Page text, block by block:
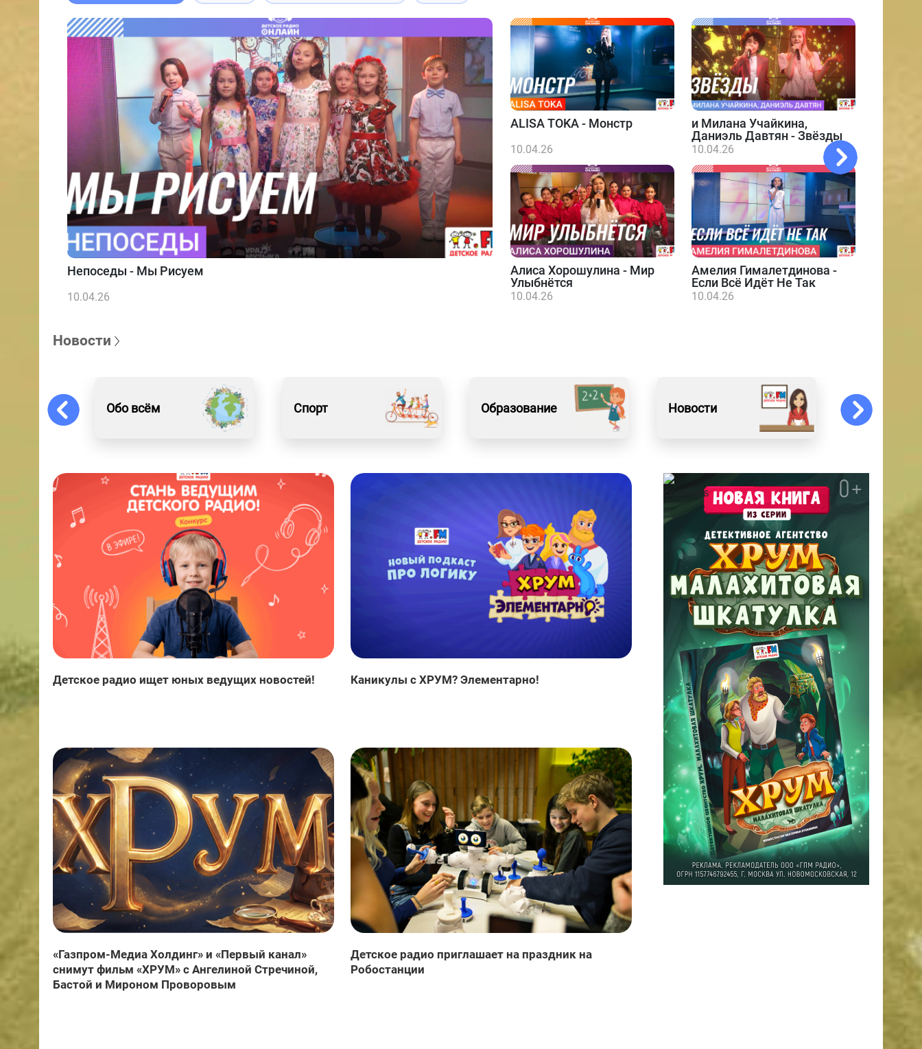
Непоседы - Мы Рисуем
10.04.26
ALISA TOKA - Монстр
10.04.26
и Милана Учайкина,
Даниэль Давтян - Звёзды
10.04.26
Алиса Хорошулина - Мир
Улыбнётся
10.04.26
Амелия Гималетдинова -
Если Всё Идёт Не Так
10.04.26
Новости
Обо всём Спорт Образование Новости Искусство
Детское радио ищет юных ведущих новостей! Каникулы с ХРУМ? Элементарно!
«Газпром-Медиа Холдинг» и «Первый канал»
снимут фильм «ХРУМ» с Ангелиной Стречиной,
Бастой и Мироном Проворовым
Детское радио приглашает на праздник на
Робостанции